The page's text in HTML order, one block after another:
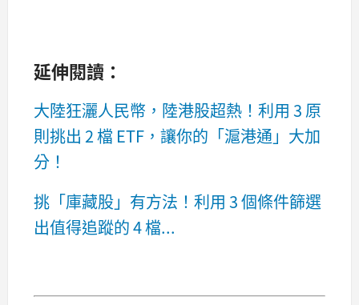
延伸閱讀：
大陸狂灑人民幣，陸港股超熱！利用 3 原
則挑出 2 檔 ETF，讓你的「滬港通」大加
分！
挑「庫藏股」有方法！利用 3 個條件篩選
出值得追蹤的 4 檔...